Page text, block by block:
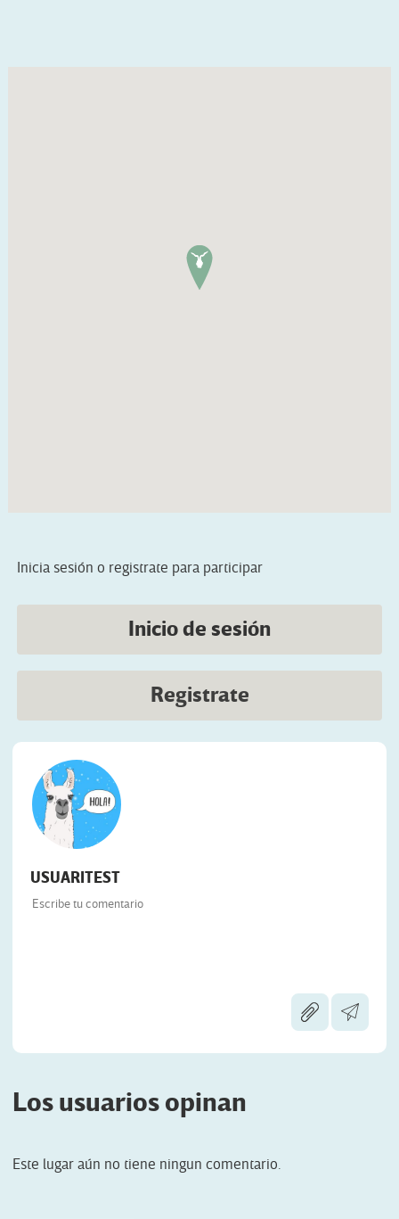
Inicia sesión o registrate para participar
Inicio de sesión
Registrate
USUARITEST
Los usuarios opinan
Este lugar aún no tiene ningun comentario.